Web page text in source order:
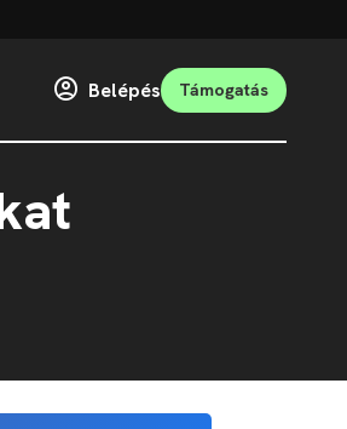
Belépés Támogatás